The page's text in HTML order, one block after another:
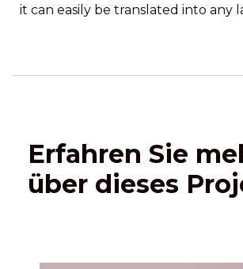
it can easily be translated into any
Erfahren Sie
über dieses